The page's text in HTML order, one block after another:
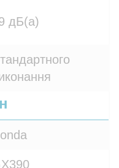
дБ(а)